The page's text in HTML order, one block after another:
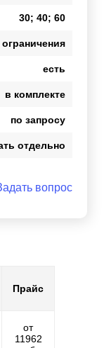
30; 40; 60
ограничения
есть
в комплекте
по запросу
отдельно
вопрос
Прайс
от
11962